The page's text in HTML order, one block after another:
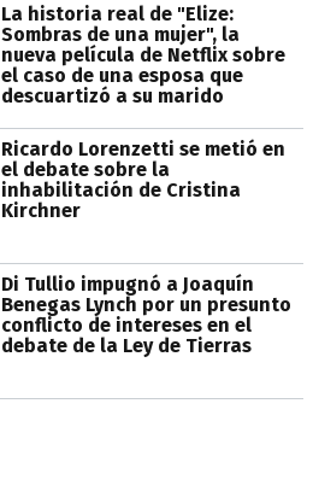
La historia real de "Elize:
Sombras de una mujer", la
nueva película de Netflix sobre
el caso de una esposa que
descuartizó a su marido
Ricardo Lorenzetti se metió en
el debate sobre la
inhabilitación de Cristina
Kirchner
Di Tullio impugnó a Joaquín
Benegas Lynch por un presunto
conflicto de intereses en el
debate de la Ley de Tierras